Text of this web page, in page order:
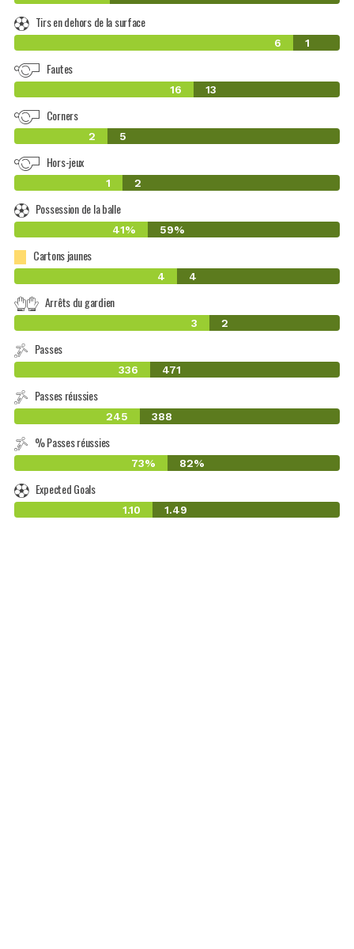
Tirs en dehors de la surface
6 1
Fautes
16 13
Corners
2 5
Hors-jeux
1 2
Possession de la balle
41% 59%
Cartons jaunes
4 4
Arrêts du gardien
3 2
Passes
336 471
Passes réussies
245 388
% Passes réussies
73% 82%
Expected Goals
1.10 1.49